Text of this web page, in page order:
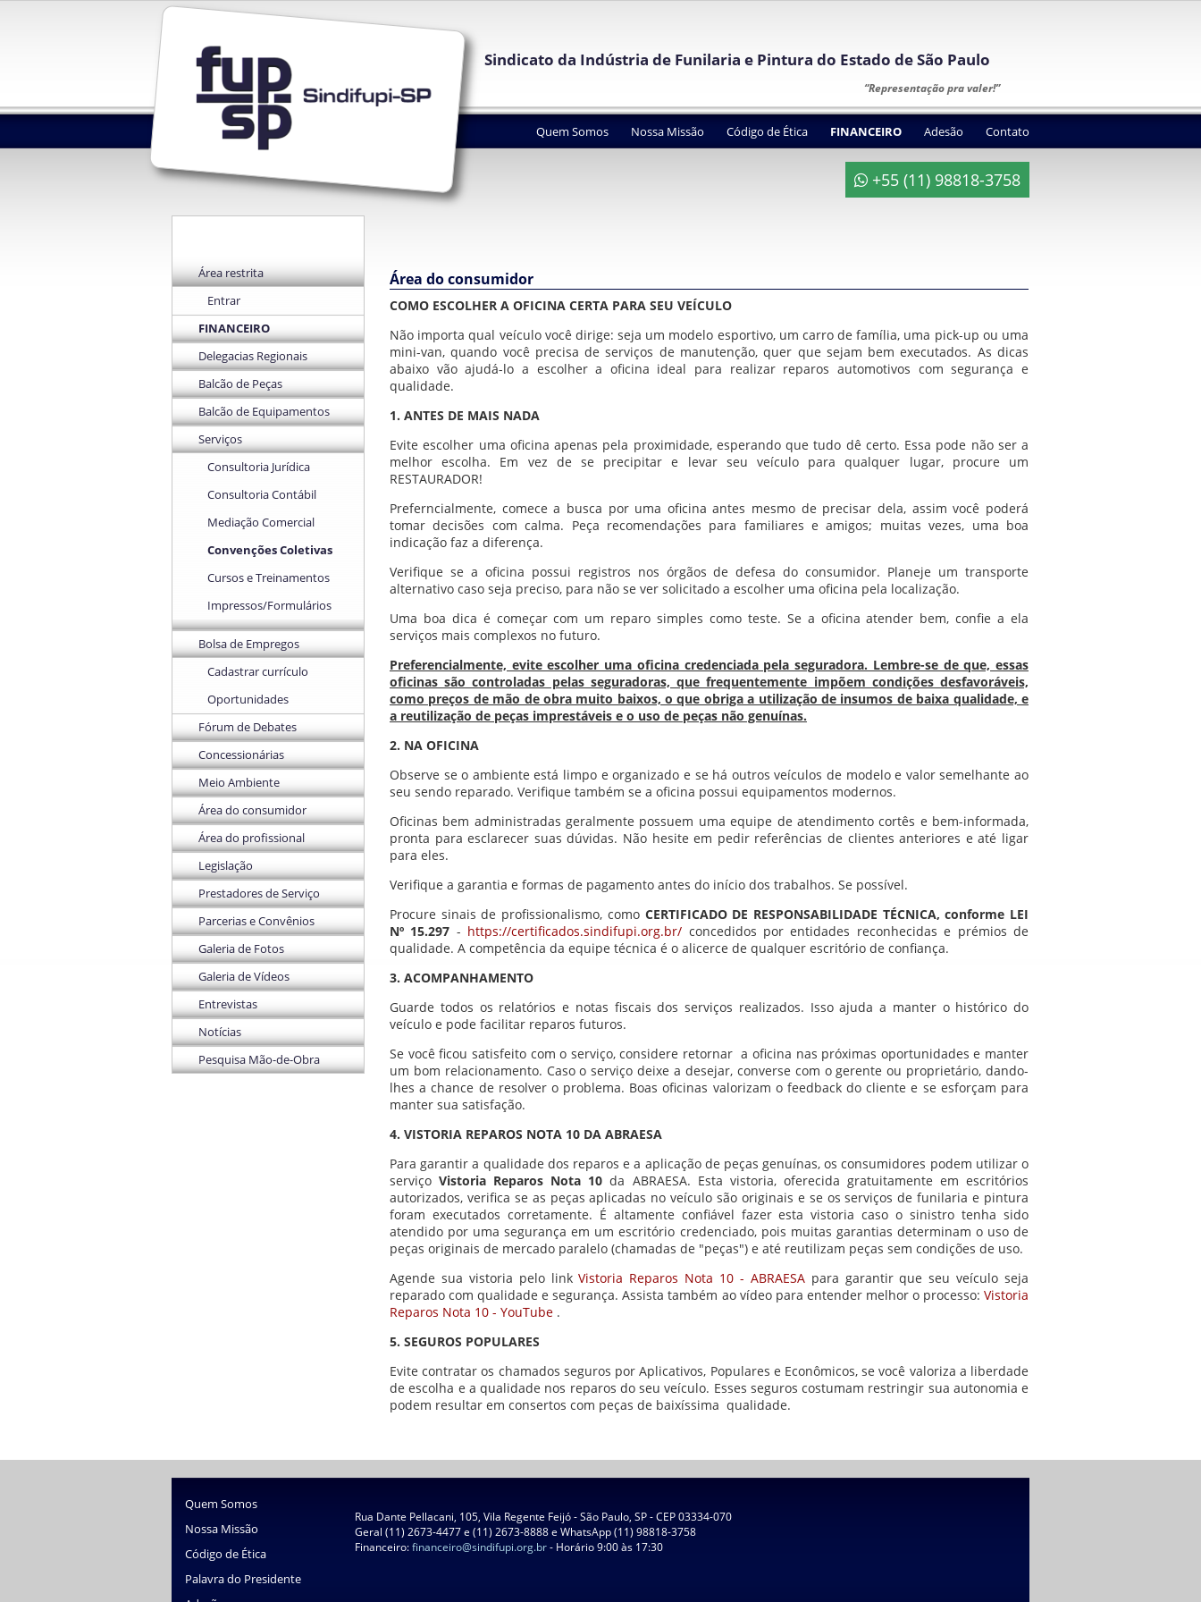
Sindicato da Indústria de Funilaria e Pintura do Estado de São Paulo
“Representação pra valer!”
Contato
Adesão
FINANCEIRO
Código de Ética
Nossa Missão
Quem Somos
+55 (11) 98818-3758
Área restrita
Entrar
FINANCEIRO
Delegacias Regionais
Balcão de Peças
Balcão de Equipamentos
Serviços
Consultoria Jurídica
Consultoria Contábil
Mediação Comercial
Convenções Coletivas
Cursos e Treinamentos
Impressos/Formulários
Bolsa de Empregos
Cadastrar currículo
Oportunidades
Fórum de Debates
Concessionárias
Meio Ambiente
Área do consumidor
Área do profissional
Legislação
Prestadores de Serviço
Parcerias e Convênios
Galeria de Fotos
Galeria de Vídeos
Entrevistas
Notícias
Pesquisa Mão-de-Obra
Área do consumidor
COMO ESCOLHER A OFICINA CERTA PARA SEU VEÍCULO
Não importa qual veículo você dirige: seja um modelo esportivo, um carro de família, uma pick-up ou uma
mini-van, quando você precisa de serviços de manutenção, quer que sejam bem executados. As dicas
abaixo vão ajudá-lo a escolher a oficina ideal para realizar reparos automotivos com segurança e
qualidade.
1. ANTES DE MAIS NADA
Evite escolher uma oficina apenas pela proximidade, esperando que tudo dê certo. Essa pode não ser a
melhor escolha. Em vez de se precipitar e levar seu veículo para qualquer lugar, procure um
RESTAURADOR!
Preferncialmente, comece a busca por uma oficina antes mesmo de precisar dela, assim você poderá
tomar decisões com calma. Peça recomendações para familiares e amigos; muitas vezes, uma boa
indicação faz a diferença.
Verifique se a oficina possui registros nos órgãos de defesa do consumidor. Planeje um transporte
alternativo caso seja preciso, para não se ver solicitado a escolher uma oficina pela localização.
Uma boa dica é começar com um reparo simples como teste. Se a oficina atender bem, confie a ela
serviços mais complexos no futuro.
Preferencialmente, evite escolher uma oficina credenciada pela seguradora. Lembre-se de que, essas
oficinas são controladas pelas seguradoras, que frequentemente impõem condições desfavoráveis,
como preços de mão de obra muito baixos, o que obriga a utilização de insumos de baixa qualidade, e
a reutilização de peças imprestáveis e o uso de peças não genuínas.
2. NA OFICINA
Observe se o ambiente está limpo e organizado e se há outros veículos de modelo e valor semelhante ao
seu sendo reparado. Verifique também se a oficina possui equipamentos modernos.
Oficinas bem administradas geralmente possuem uma equipe de atendimento cortês e bem-informada,
pronta para esclarecer suas dúvidas. Não hesite em pedir referências de clientes anteriores e até ligar
para eles.
Verifique a garantia e formas de pagamento antes do início dos trabalhos. Se possível.
Procure sinais de profissionalismo, como CERTIFICADO DE RESPONSABILIDADE TÉCNICA, conforme LEI
Nº 15.297 - https://certificados.sindifupi.org.br/ concedidos por entidades reconhecidas e prémios de
qualidade. A competência da equipe técnica é o alicerce de qualquer escritório de confiança.
3. ACOMPANHAMENTO
Guarde todos os relatórios e notas fiscais dos serviços realizados. Isso ajuda a manter o histórico do
veículo e pode facilitar reparos futuros.
Se você ficou satisfeito com o serviço, considere retornar a oficina nas próximas oportunidades e manter
um bom relacionamento. Caso o serviço deixe a desejar, converse com o gerente ou proprietário, dando-
lhes a chance de resolver o problema. Boas oficinas valorizam o feedback do cliente e se esforçam para
manter sua satisfação.
4. VISTORIA REPAROS NOTA 10 DA ABRAESA
Para garantir a qualidade dos reparos e a aplicação de peças genuínas, os consumidores podem utilizar o
serviçoVistoria Reparos Nota 10 da ABRAESA. Esta vistoria, oferecida gratuitamente em escritórios
autorizados, verifica se as peças aplicadas no veículo são originais e se os serviços de funilaria e pintura
foram executados corretamente. É altamente confiável fazer esta vistoria caso o sinistro tenha sido
atendido por uma segurança em um escritório credenciado, pois muitas garantias determinam o uso de
peças originais de mercado paralelo (chamadas de "peças") e até reutilizam peças sem condições de uso.
Agende sua vistoria pelo linkVistoria Reparos Nota 10 - ABRAESApara garantir que seu veículo seja
reparado com qualidade e segurança. Assista também ao vídeo para entender melhor o processo: Vistoria
Reparos Nota 10 - YouTube .
5. SEGUROS POPULARES
Evite contratar os chamados seguros por Aplicativos, Populares e Econômicos, se você valoriza a liberdade
de escolha e a qualidade nos reparos do seu veículo. Esses seguros costumam restringir sua autonomia e
podem resultar em consertos com peças de baixíssima qualidade.
Quem Somos
Nossa Missão
Código de Ética
Palavra do Presidente
Rua Dante Pellacani, 105, Vila Regente Feijó - São Paulo, SP - CEP 03334-070
Geral (11) 2673-4477 e (11) 2673-8888 e WhatsApp (11) 98818-3758
Financeiro:financeiro@sindifupi.org.br- Horário 9:00 às 17:30